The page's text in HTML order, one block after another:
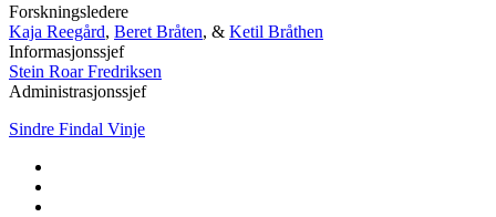
Forskningsledere
Kaja Reegård, Beret Bråten, & Ketil Bråthen
Informasjonssjef
Stein Roar Fredriksen
Administrasjonssjef
Sindre Findal Vinje